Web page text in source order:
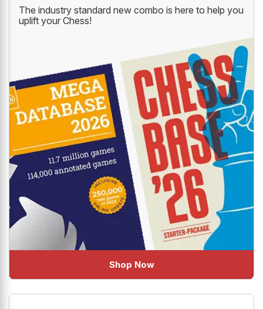
The industry standard new combo is here to help you
uplift your Chess!
Shop Now